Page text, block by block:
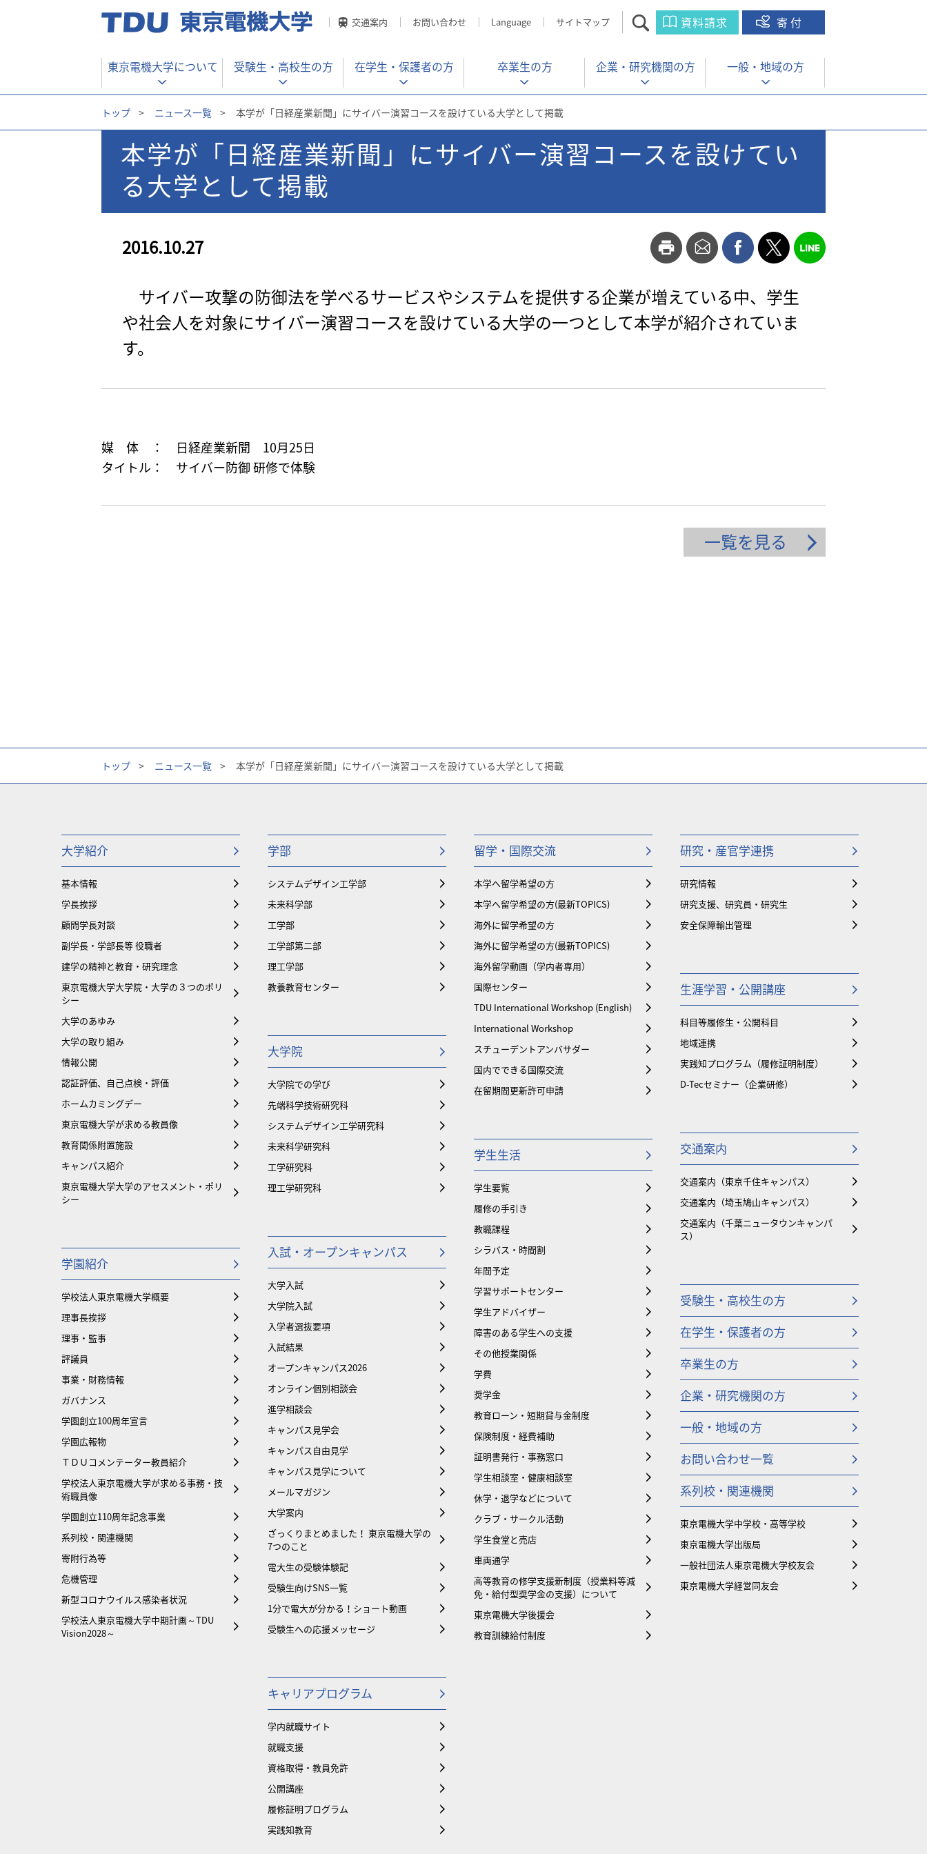
交通案内 お問い合わせ Language サイトマップ 資料請求 寄付
東京電機大学について 受験生・ 高校生の方 在学生・ 保護者の方 卒業生の方 企業・ 研究機関の方 一般・ 地域の方
トップ > ニュース一覧 > 本学が「日経産業新聞」にサイバー演習コースを設けている大学として掲載
本学が「日経産業新聞」にサイバー演習コースを設けてい
る大学として掲載
2016.10.27
サイバー攻撃の防御法を学べるサービスやシステムを提供する企業が増えている中、学生
や社会人を対象にサイバー演習コースを設けている大学の一つとして本学が紹介されていま
す。
媒 体 ： 日経産業新聞 10月25日
タイトル： サイバー防御 研修で体験
一覧を見る
トップ > ニュース一覧 > 本学が「日経産業新聞」にサイバー演習コースを設けている大学として掲載
大学紹介
基本情報
学長挨拶
顧問学長対談
副学長・学部長等 役職者
建学の精神と教育・研究理念
東京電機大学大学院・大学の３つのポリ
シー
大学のあゆみ
大学の取り組み
情報公開
認証評価、自己点検・評価
ホームカミングデー
東京電機大学が求める教員像
教育関係附置施設
キャンパス紹介
東京電機大学大学のアセスメント・ポリ
シー
学園紹介
学校法人東京電機大学概要
理事長挨拶
理事・監事
評議員
事業・財務情報
ガバナンス
学園創立100周年宣言
学園広報物
ＴＤＵコメンテーター教員紹介
学校法人東京電機大学が求める事務・技
術職員像
学園創立110周年記念事業
系列校・関連機関
寄附行為等
危機管理
新型コロナウイルス感染者状況
学校法人東京電機大学中期計画～TDU
Vision2028～
学部
システムデザイン工学部
未来科学部
工学部
工学部第二部
理工学部
教養教育センター
大学院
大学院での学び
先端科学技術研究科
システムデザイン工学研究科
未来科学研究科
工学研究科
理工学研究科
入試・オープンキャンパス
大学入試
大学院入試
入学者選抜要項
入試結果
オープンキャンパス2026
オンライン個別相談会
進学相談会
キャンパス見学会
キャンパス自由見学
キャンパス見学について
メールマガジン
大学案内
ざっくりまとめました！ 東京電機大学の
7つのこと
電大生の受験体験記
受験生向けSNS一覧
1分で電大が分かる！ショート動画
受験生への応援メッセージ
キャリアプログラム
学内就職サイト
就職支援
資格取得・教員免許
公開講座
履修証明プログラム
実践知教育
留学・国際交流
本学へ留学希望の方
本学へ留学希望の方(最新TOPICS)
海外に留学希望の方
海外に留学希望の方(最新TOPICS)
海外留学動画（学内者専用）
国際センター
TDU International Workshop (English)
International Workshop
スチューデントアンバサダー
国内でできる国際交流
在留期間更新許可申請
学生生活
学生要覧
履修の手引き
教職課程
シラバス・時間割
年間予定
学習サポートセンター
学生アドバイザー
障害のある学生への支援
その他授業関係
学費
奨学金
教育ローン・短期貸与金制度
保険制度・経費補助
証明書発行・事務窓口
学生相談室・健康相談室
休学・退学などについて
クラブ・サークル活動
学生食堂と売店
車両通学
⾼等教育の修学支援新制度（授業料等減
免・給付型奨学金の支援）について
東京電機大学後援会
教育訓練給付制度
研究・産官学連携
研究情報
研究支援、研究員・研究生
安全保障輸出管理
生涯学習・公開講座
科目等履修生・公開科目
地域連携
実践知プログラム（履修証明制度）
D-Tecセミナー（企業研修）
交通案内
交通案内（東京千住キャンパス）
交通案内（埼玉鳩山キャンパス）
交通案内（千葉ニュータウンキャンパ
ス）
受験生・高校生の方
在学生・保護者の方
卒業生の方
企業・研究機関の方
一般・地域の方
お問い合わせ一覧
系列校・関連機関
東京電機大学中学校・高等学校
東京電機大学出版局
一般社団法人東京電機大学校友会
東京電機大学経営同友会